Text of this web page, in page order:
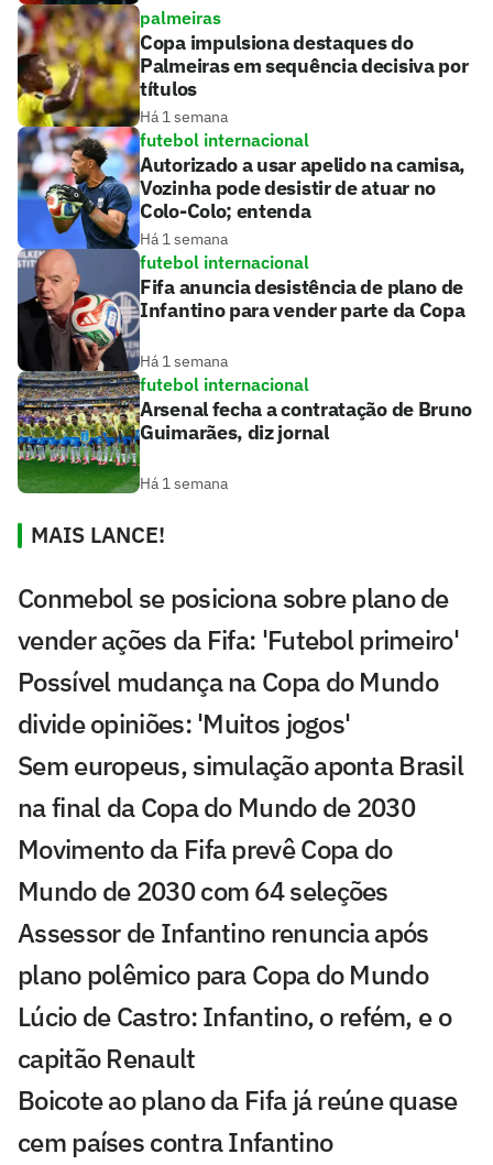
palmeiras
Copa impulsiona destaques do
Palmeiras em sequência decisiva por
títulos
Há 1 semana
futebol internacional
Autorizado a usar apelido na camisa,
Vozinha pode desistir de atuar no
Colo-Colo; entenda
Há 1 semana
futebol internacional
Fifa anuncia desistência de plano de
Infantino para vender parte da Copa
Há 1 semana
futebol internacional
Arsenal fecha a contratação de Bruno
Guimarães, diz jornal
Há 1 semana
MAIS LANCE!
Conmebol se posiciona sobre plano de
vender ações da Fifa: 'Futebol primeiro'
Possível mudança na Copa do Mundo
divide opiniões: 'Muitos jogos'
Sem europeus, simulação aponta Brasil
na final da Copa do Mundo de 2030
Movimento da Fifa prevê Copa do
Mundo de 2030 com 64 seleções
Assessor de Infantino renuncia após
plano polêmico para Copa do Mundo
Lúcio de Castro: Infantino, o refém, e o
capitão Renault
Boicote ao plano da Fifa já reúne quase
cem países contra Infantino